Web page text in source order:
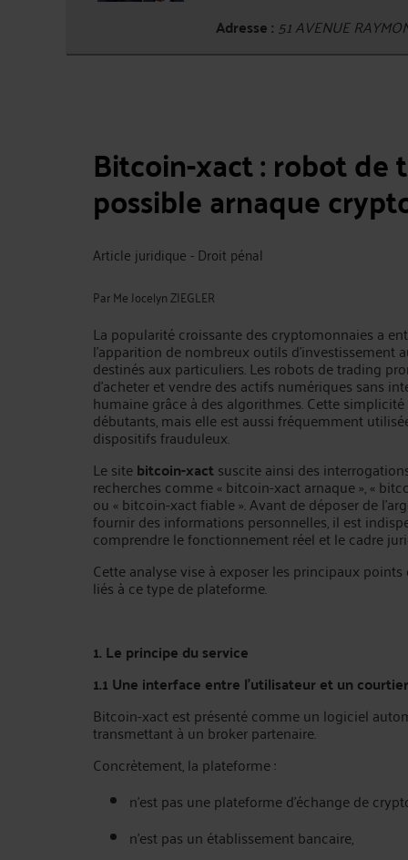
Adresse : 51 AVENUE
Bitcoin-xact : robot
possible arnaque
Article juridique - Droit pénal
ParMe Jocelyn ZIEGLER
La popularité croissante des cryptomonnaies a
l’apparition de nombreux outils d’investissement
destinés aux particuliers. Les robots de trading
d’acheter et vendre des actifs numériques sans
humaine grâce à des algorithmes. Cette
débutants, mais elle est aussi fréquemment
dispositifs frauduleux.
Le sitebitcoin-xactsuscite ainsi des
recherches comme « bitcoin-xact arnaque », «
ou « bitcoin-xact fiable ». Avant de déposer de
fournir des informations personnelles, il est
comprendre le fonctionnement réel et le cadre
Cette analyse vise à exposer les principaux
liés à ce type de plateforme.
1. Le principe du service
1.1 Une interface entre l’utilisateur et un courtier
Bitcoin-xact est présenté comme un logiciel
transmettant à un broker partenaire.
Concrètement, la plateforme :
n’est pas une plateforme d’échange de
n’est pas un établissement bancaire,